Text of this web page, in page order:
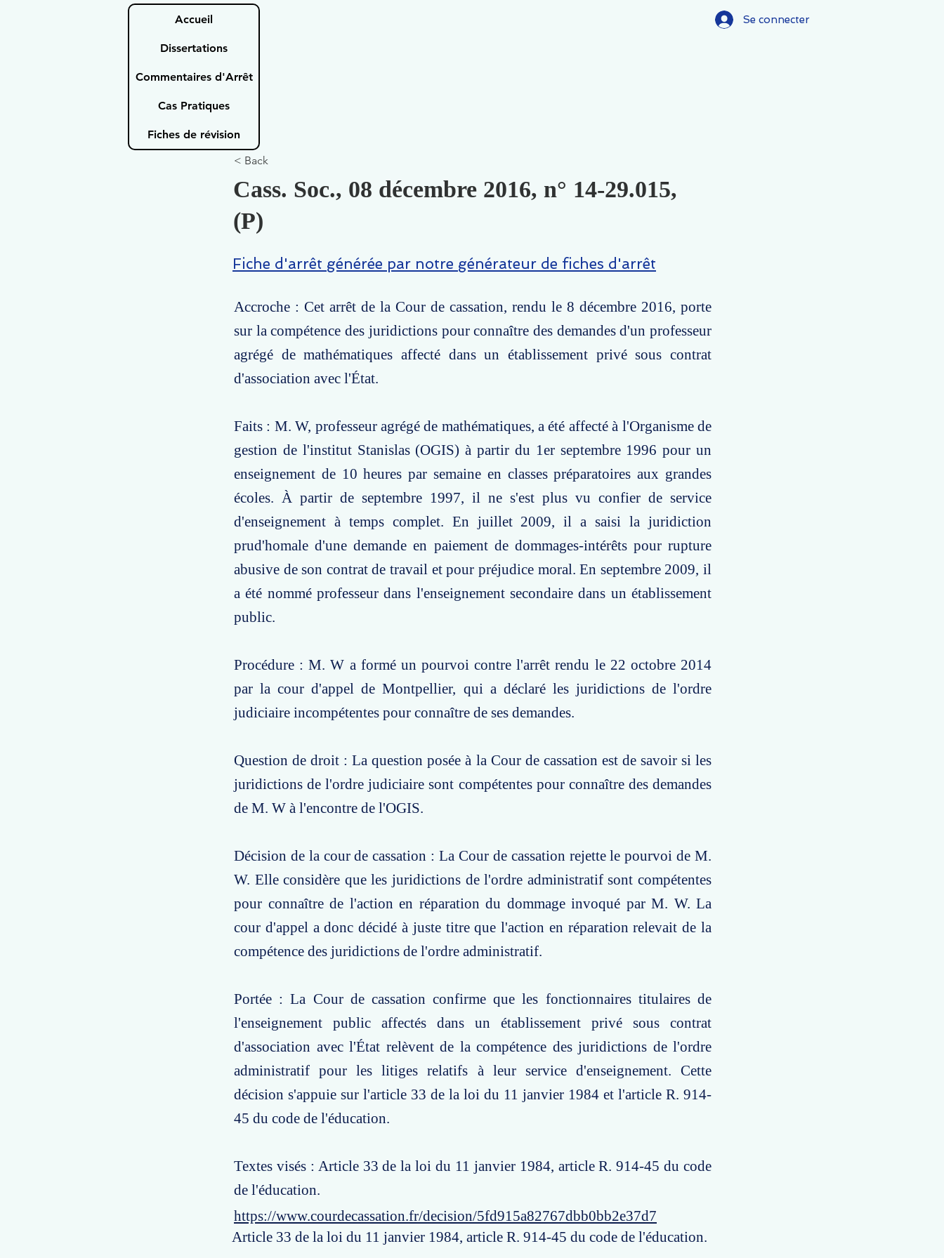
Accueil
Dissertations
Commentaires d'Arrêt
Cas Pratiques
Fiches de révision
Se connecter
< Back
Cass. Soc., 08 décembre 2016, n° 14-29.015,
(P)
Fiche d'arrêt générée par notre générateur de fiches d'arrêt
Accroche : Cet arrêt de la Cour de cassation, rendu le 8 décembre 2016, porte
sur la compétence des juridictions pour connaître des demandes d'un professeur
agrégé de mathématiques affecté dans un établissement privé sous contrat
d'association avec l'État.
Faits : M. W, professeur agrégé de mathématiques, a été affecté à l'Organisme de
gestion de l'institut Stanislas (OGIS) à partir du 1er septembre 1996 pour un
enseignement de 10 heures par semaine en classes préparatoires aux grandes
écoles. À partir de septembre 1997, il ne s'est plus vu confier de service
d'enseignement à temps complet. En juillet 2009, il a saisi la juridiction
prud'homale d'une demande en paiement de dommages-intérêts pour rupture
abusive de son contrat de travail et pour préjudice moral. En septembre 2009, il
a été nommé professeur dans l'enseignement secondaire dans un établissement
public.
Procédure : M. W a formé un pourvoi contre l'arrêt rendu le 22 octobre 2014
par la cour d'appel de Montpellier, qui a déclaré les juridictions de l'ordre
judiciaire incompétentes pour connaître de ses demandes.
Question de droit : La question posée à la Cour de cassation est de savoir si les
juridictions de l'ordre judiciaire sont compétentes pour connaître des demandes
de M. W à l'encontre de l'OGIS.
Décision de la cour de cassation : La Cour de cassation rejette le pourvoi de M.
W. Elle considère que les juridictions de l'ordre administratif sont compétentes
pour connaître de l'action en réparation du dommage invoqué par M. W. La
cour d'appel a donc décidé à juste titre que l'action en réparation relevait de la
compétence des juridictions de l'ordre administratif.
Portée : La Cour de cassation confirme que les fonctionnaires titulaires de
l'enseignement public affectés dans un établissement privé sous contrat
d'association avec l'État relèvent de la compétence des juridictions de l'ordre
administratif pour les litiges relatifs à leur service d'enseignement. Cette
décision s'appuie sur l'article 33 de la loi du 11 janvier 1984 et l'article R. 914-
45 du code de l'éducation.
Textes visés : Article 33 de la loi du 11 janvier 1984, article R. 914-45 du code
de l'éducation.
https://www.courdecassation.fr/decision/5fd915a82767dbb0bb2e37d7
Article 33 de la loi du 11 janvier 1984, article R. 914-45 du code de l'éducation.